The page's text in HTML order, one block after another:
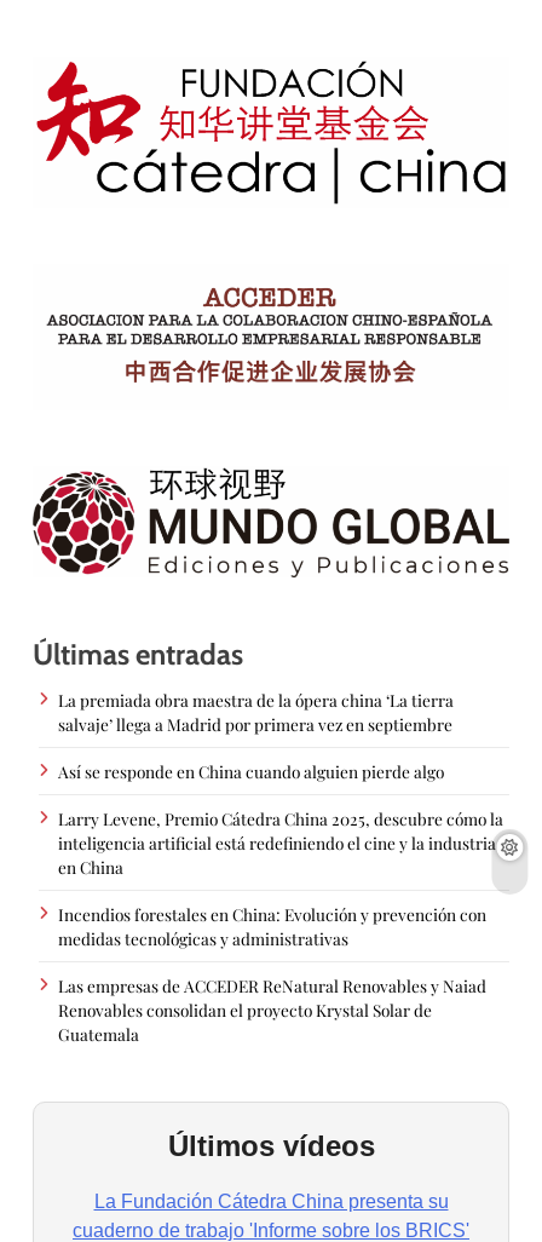
Últimas entradas
La premiada obra maestra de la ópera china ‘La tierra
salvaje’ llega a Madrid por primera vez en septiembre
Así se responde en China cuando alguien pierde algo
Larry Levene, Premio Cátedra China 2025, descubre cómo la
inteligencia artificial está redefiniendo el cine y la industria
en China
Incendios forestales en China: Evolución y prevención con
medidas tecnológicas y administrativas
Las empresas de ACCEDER ReNatural Renovables y Naiad
Renovables consolidan el proyecto Krystal Solar de
Guatemala
Últimos vídeos
La Fundación Cátedra China presenta su
cuaderno de trabajo 'Informe sobre los BRICS'